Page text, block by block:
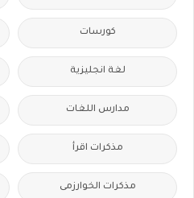
كورسات
لغة انجليزية
مدارس اللغات
مذكرات اقرأ
مذكرات الخوارزمى